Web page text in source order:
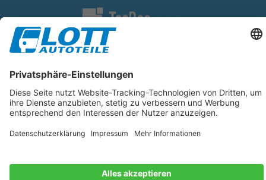
Wir sind verpflichtet Sie darauf hinzuweisen, dass Sie ggf. ergänzende
Informationen von geeigneter Stelle beziehen müssen, um sicher zu stellen,
entspricht und für das betreffende Automobil passt.
Die hier angezeigten Daten, insbesondere die gesamte Datenbank, dürfen
nicht kopiert werden. Es ist zu unterlassen, die Daten oder die gesamte
Datenbank ohne vorherige Zustimmung von TecDoc zu vervielfältigen, zu
verbreiten und/oder diese Handlungen durch Dritte ausführen zu lassen.